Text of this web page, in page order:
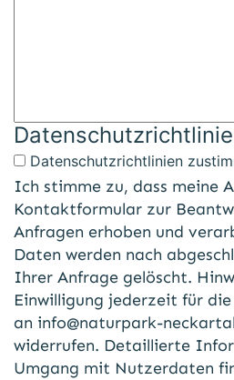
Datenschutzrichtlinien
Ich stimme zu, dass meine
Kontaktformular zur
Anfragen erhoben und
Daten werden nach
Ihrer Anfrage gelöscht.
Einwilligung jederzeit für
an info@naturpark-
widerrufen. Detaillierte
Umgang mit Nutzerdaten